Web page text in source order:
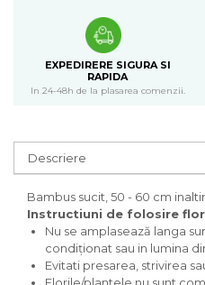
EXPEDIRERE SIGURA SI
RAPIDA
In 24-48h de la plasarea comenzii.
Descriere
Bambus sucit, 50 - 60 cm
Instructiuni de folosire
Nu se amplasează langa
condiționat sau in lumina
Evitati presarea, strivirea
Florile/plantele nu sunt